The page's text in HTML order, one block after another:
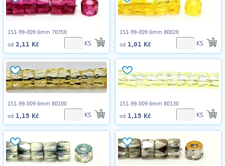
151-99-009 6mm 70350
od 2,11 Kč KS
151-99-009 6mm 80020
od 1,01 Kč KS
151-99-009 6mm 80100
od 1,15 Kč KS
151-99-009 6mm 80130
od 1,15 Kč KS